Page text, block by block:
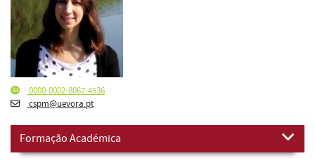
0000-0002-8067-4536
cspm@uevora.pt
Formação Académica